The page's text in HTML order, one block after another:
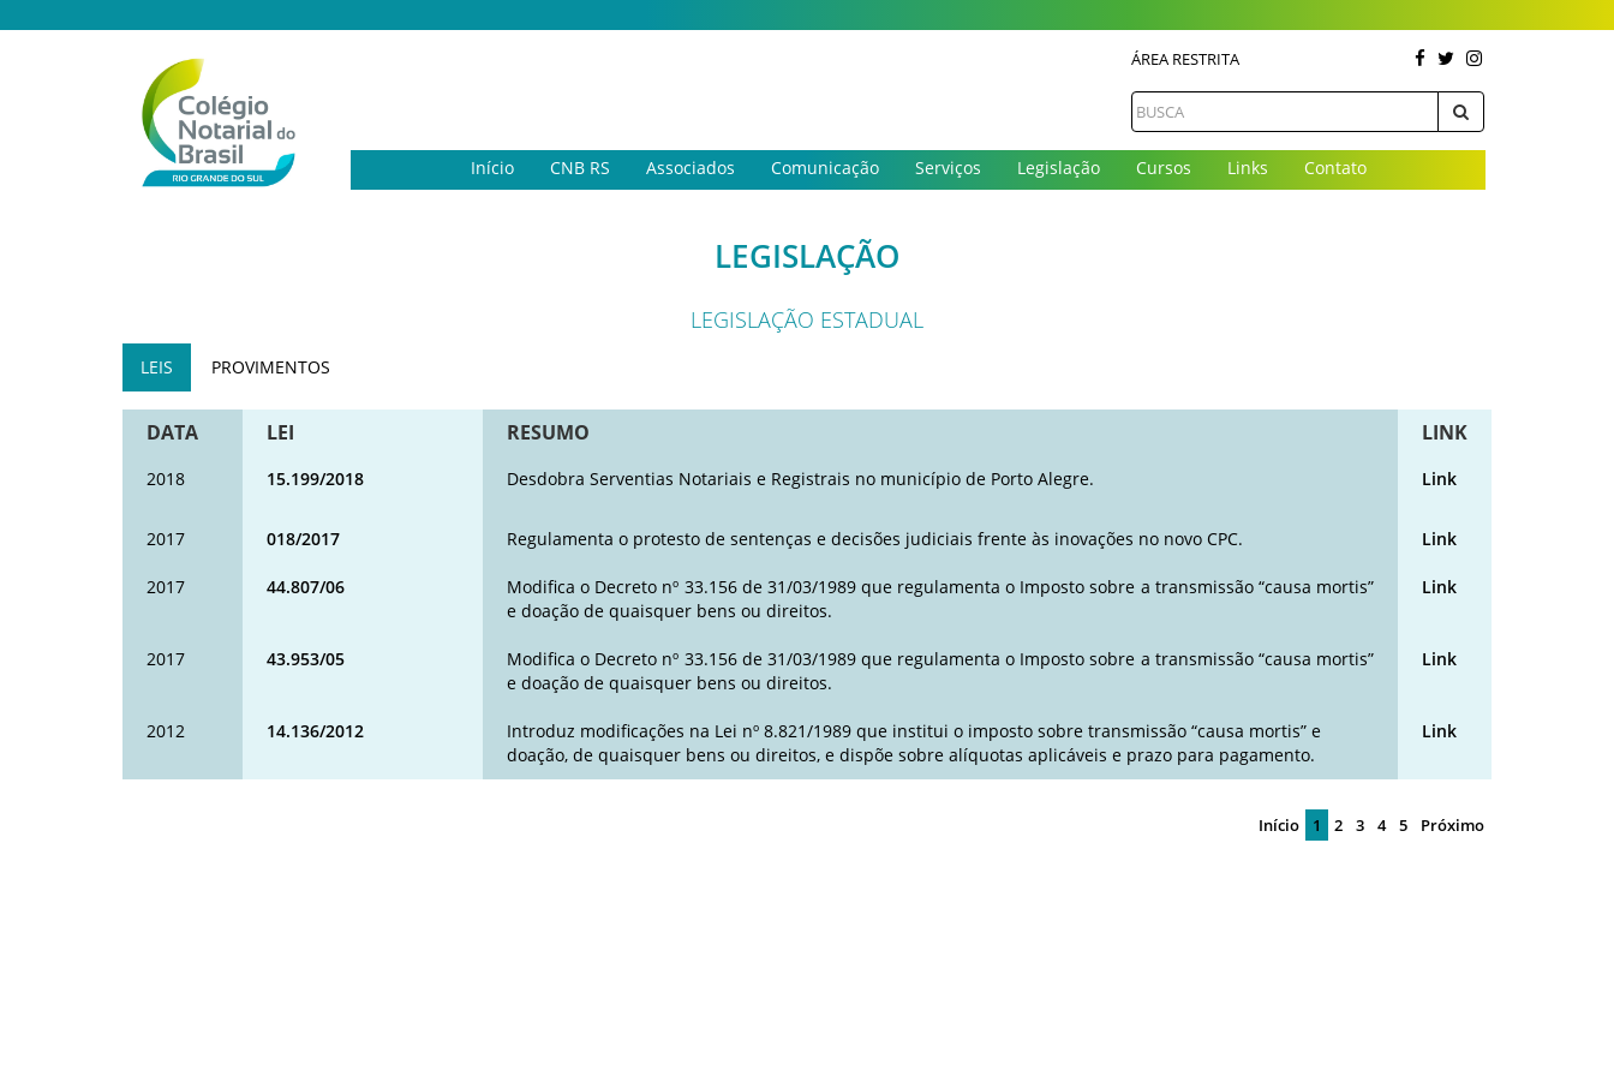
ÁREA RESTRITA
Início CNB RS Associados Comunicação Serviços Legislação Cursos Links Contato
LEGISLAÇÃO
LEGISLAÇÃO ESTADUAL
LEIS PROVIMENTOS
DATA LEI RESUMO LINK
2018 15.199/2018 Desdobra Serventias Notariais e Registrais no município de Porto Alegre. Link
2017 018/2017 Regulamenta o protesto de sentenças e decisões judiciais frente às inovações no novo CPC. Link
2017 44.807/06
Modifica o Decreto nº 33.156 de 31/03/1989 que regulamenta o Imposto sobre a transmissão “causa mortis”
e doação de quaisquer bens ou direitos.
Link
2017 43.953/05
Modifica o Decreto nº 33.156 de 31/03/1989 que regulamenta o Imposto sobre a transmissão “causa mortis”
e doação de quaisquer bens ou direitos.
Link
2012 14.136/2012
Introduz modificações na Lei nº 8.821/1989 que institui o imposto sobre transmissão “causa mortis” e
doação, de quaisquer bens ou direitos, e dispõe sobre alíquotas aplicáveis e prazo para pagamento.
Link
Início 1 2 3 4 5 Próximo